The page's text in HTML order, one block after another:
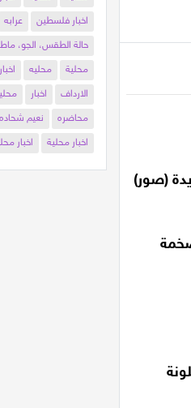
(صور)
اخبار فلسطين
عرابه
حالة الطقس، الجو،
محلية
محليه
الارداف
اخبار
محاضره
نعيم شحاده
اخبار محلية
اخبار